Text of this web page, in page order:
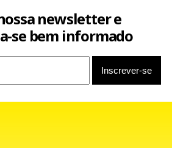
newsletter e
se bem informado